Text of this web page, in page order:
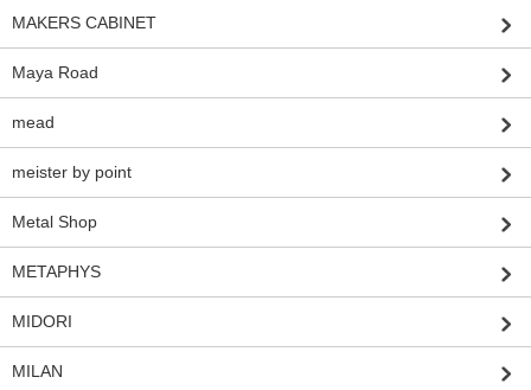
MAKERS CABINET
Maya Road
mead
meister by point
Metal Shop
METAPHYS
MIDORI
MILAN